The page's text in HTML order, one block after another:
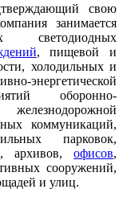
свою
занимается
светодиодных
, пищевой и
холодильных и
энергетической
оборонно-
коммуникаций,
парковок,
архивов, офисов,
сооружений,
и улиц.